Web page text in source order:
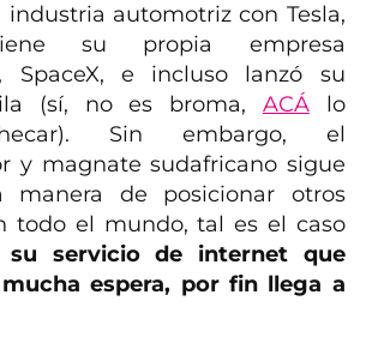
automotriz con Tesla,
su propia empresa
SpaceX, e incluso lanzó su
(sí, no es broma, ACÁlo
Sin embargo, el
y magnate sudafricano sigue
manera de posicionar otros
todo el mundo, tal es el caso
su servicio de internet que
espera, por fin llega a